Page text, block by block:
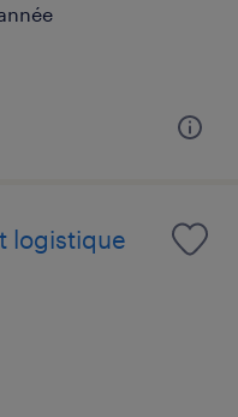
logistique